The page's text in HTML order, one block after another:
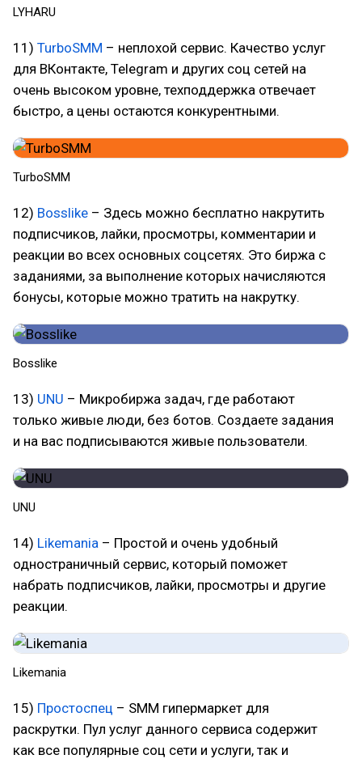
LYHARU
11) TurboSMM – неплохой сервис. Качество услуг
для ВКонтакте, Telegram и других соц сетей на
очень высоком уровне, техподдержка отвечает
быстро, а цены остаются конкурентными.
TurboSMM
12) Bosslike – Здесь можно бесплатно накрутить
подписчиков, лайки, просмотры, комментарии и
реакции во всех основных соцсетях. Это биржа с
заданиями, за выполнение которых начисляются
бонусы, которые можно тратить на накрутку.
Bosslike
13) UNU – Микробиржа задач, где работают
только живые люди, без ботов. Создаете задания
и на вас подписываются живые пользователи.
UNU
14) Likemania – Простой и очень удобный
одностраничный сервис, который поможет
набрать подписчиков, лайки, просмотры и другие
реакции.
Likemania
15) Простоспец – SMM гипермаркет для
раскрутки. Пул услуг данного сервиса содержит
как все популярные соц сети и услуги, так и